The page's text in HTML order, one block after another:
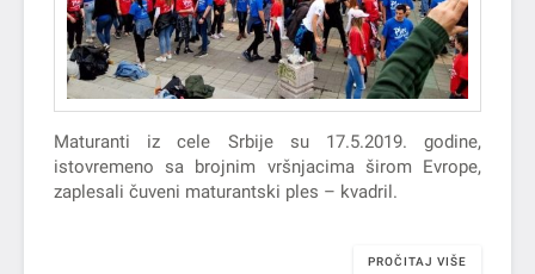
Maturanti iz cele Srbije su 17.5.2019. godine,
istovremeno sa brojnim vršnjacima širom Evrope,
zaplesali čuveni maturantski ples – kvadril.
PROČITAJ VIŠE